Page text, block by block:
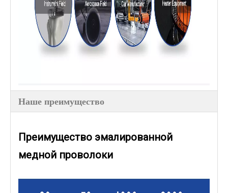
Наше преимущество
Преимущество эмалированной
медной проволоки